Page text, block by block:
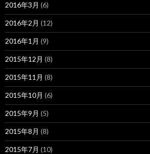
2016年3月 (6)
2016年2月 (12)
2016年1月 (9)
2015年12月 (8)
2015年11月 (8)
2015年10月 (6)
2015年9月 (5)
2015年8月 (8)
2015年7月 (10)